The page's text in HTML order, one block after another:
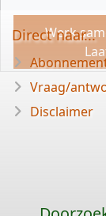
Werk
Direct naar...
Vraag/
Disclaimer